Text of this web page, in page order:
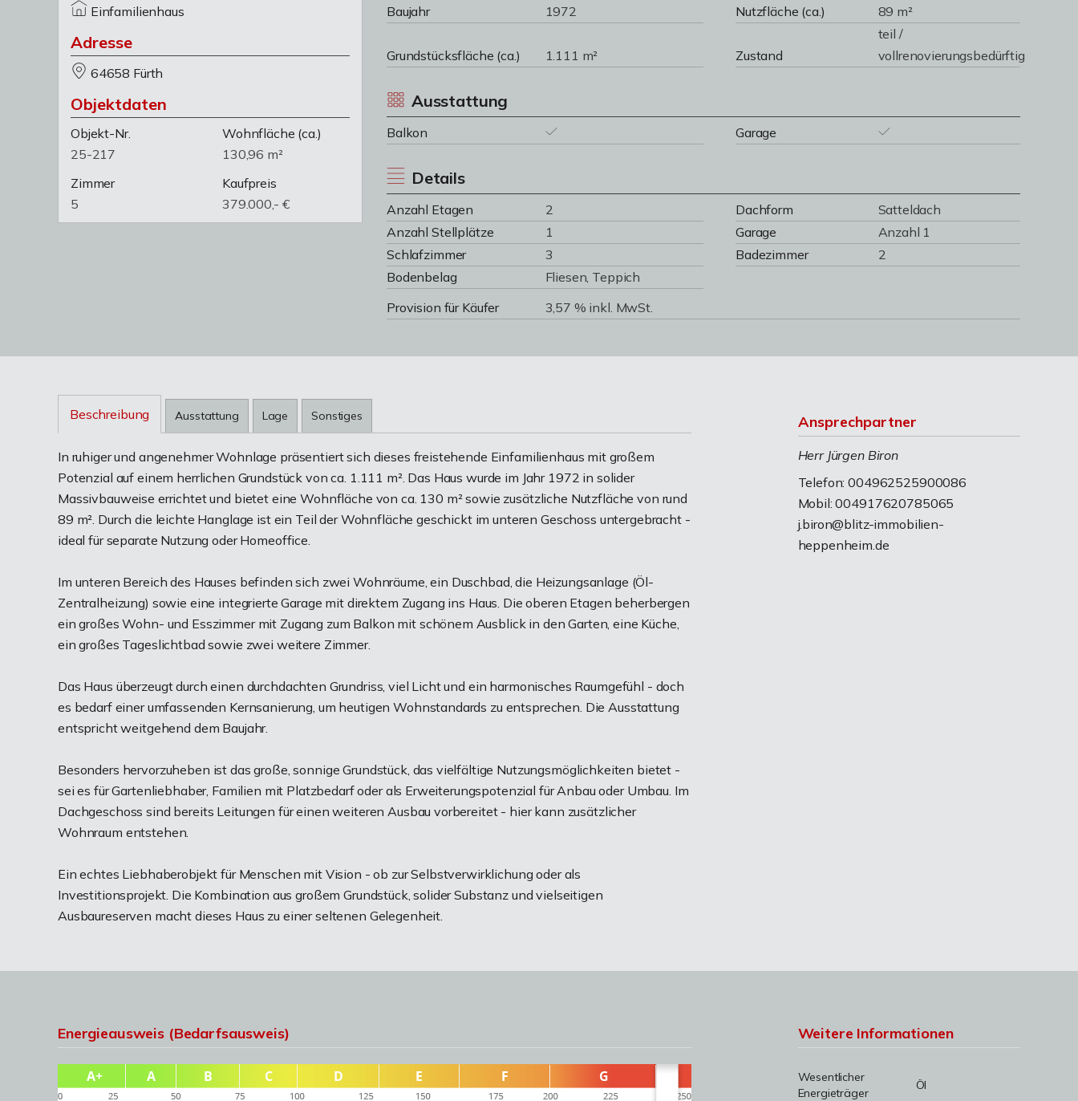
Einfamilienhaus
Adresse
64658 Fürth
Objektdaten
Objekt-Nr.
25-217
Wohnfläche (ca.)
130,96 m²
Zimmer
5
Kaufpreis
379.000,- €
Baujahr 1972 Nutzfläche (ca.) 89 m²
Grundstücksfläche (ca.) 1.111 m² Zustand
teil /
vollrenovierungsbedürftig
Ausstattung
Balkon Garage
Details
Anzahl Etagen 2 Dachform
Satteldach
Anzahl Stellplätze
1 Garage
Anzahl 1
Schlafzimmer
3 Badezimmer
2
Bodenbelag
Fliesen, Teppich
Provision für Käufer
3,57 % inkl. MwSt.
Beschreibung Ausstattung Lage Sonstiges
In ruhiger und angenehmer Wohnlage präsentiert sich dieses freistehende Einfamilienhaus mit großem
Potenzial auf einem herrlichen Grundstück von ca. 1.111 m². Das Haus wurde im Jahr 1972 in solider
Massivbauweise errichtet und bietet eine Wohnfläche von ca. 130 m² sowie zusätzliche Nutzfläche von rund
89 m². Durch die leichte Hanglage ist ein Teil der Wohnfläche geschickt im unteren Geschoss untergebracht -
ideal für separate Nutzung oder Homeoffice.
Im unteren Bereich des Hauses befinden sich zwei Wohnräume, ein Duschbad, die Heizungsanlage (Öl-
Zentralheizung) sowie eine integrierte Garage mit direktem Zugang ins Haus. Die oberen Etagen beherbergen
ein großes Wohn- und Esszimmer mit Zugang zum Balkon mit schönem Ausblick in den Garten, eine Küche,
ein großes Tageslichtbad sowie zwei weitere Zimmer.
Das Haus überzeugt durch einen durchdachten Grundriss, viel Licht und ein harmonisches Raumgefühl - doch
es bedarf einer umfassenden Kernsanierung, um heutigen Wohnstandards zu entsprechen. Die Ausstattung
entspricht weitgehend dem Baujahr.
Besonders hervorzuheben ist das große, sonnige Grundstück, das vielfältige Nutzungsmöglichkeiten bietet -
sei es für Gartenliebhaber, Familien mit Platzbedarf oder als Erweiterungspotenzial für Anbau oder Umbau. Im
Dachgeschoss sind bereits Leitungen für einen weiteren Ausbau vorbereitet - hier kann zusätzlicher
Wohnraum entstehen.
Ein echtes Liebhaberobjekt für Menschen mit Vision - ob zur Selbstverwirklichung oder als
Investitionsprojekt. Die Kombination aus großem Grundstück, solider Substanz und vielseitigen
Ausbaureserven macht dieses Haus zu einer seltenen Gelegenheit.
Ansprechpartner
Herr Jürgen Biron
Telefon: 004962525900086
Mobil: 004917620785065
j.biron@blitz-immobilien-
heppenheim.de
Energieausweis (Bedarfsausweis) Weitere Informationen
Wesentlicher
Energieträger
Öl